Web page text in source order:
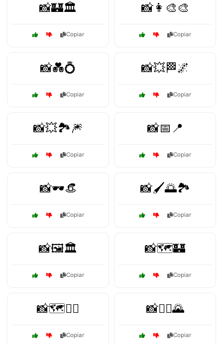
📸🏰🏛️
Copiar
📸👩‍🎨🎨
Copiar
📸💑💍
Copiar
📸💥🏁🌌
Copiar
📸💥🏞️🎆
Copiar
📸📅📍
Copiar
📸🕶️👒
Copiar
📸🖌️🌅🏞️
Copiar
📸🖼️🏛️
Copiar
📸🗺️🏰
Copiar
📸🗺️🚶‍♂️
Copiar
📸🚴‍♀️🌄
Copiar